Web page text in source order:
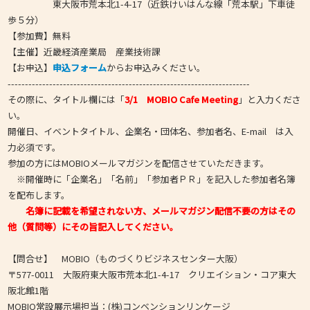
東大阪市荒本北1-4-17（近鉄けいはんな線「荒本駅」下車徒
歩５分）
【参加費】無料
【主催】近畿経済産業局 産業技術課
【お申込】 申込フォームからお申込みください。
----------------------------------------------------------------------
その際に、タイトル欄には「3/1 MOBIO Cafe Meeting 」と入力くださ
い。
開催日、イベントタイトル、企業名・団体名、参加者名、E-mail は入
力必須です。
参加の方にはMOBIOメールマガジンを配信させていただきます。
※開催時に「企業名」「名前」「参加者ＰＲ」を記入した参加者名簿
を配布します。
名簿に記載を希望されない方、メールマガジン配信不要の方はその
他（質問等）にその旨記入してください。
【問合せ】 MOBIO（ものづくりビジネスセンター大阪）
〒577-0011 大阪府東大阪市荒本北1-4-17 クリエイション・コア東大
阪北館1階
MOBIO常設展示場担当：(株)コンベンションリンケージ